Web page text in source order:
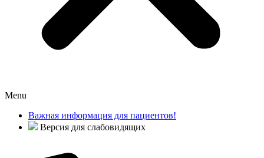
Menu
Важная информация для пациентов!
Версия для слабовидящих